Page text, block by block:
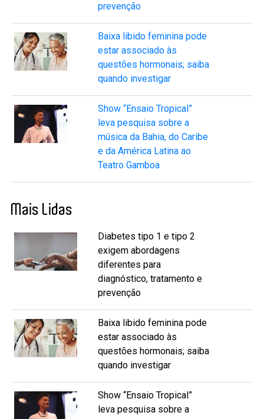
prevenção
Baixa libido feminina pode
estar associado às
questões hormonais; saiba
quando investigar
Show “Ensaio Tropical”
leva pesquisa sobre a
música da Bahia, do Caribe
e da América Latina ao
Teatro Gamboa
Mais Lidas
Diabetes tipo 1 e tipo 2
exigem abordagens
diferentes para
diagnóstico, tratamento e
prevenção
Baixa libido feminina pode
estar associado às
questões hormonais; saiba
quando investigar
Show “Ensaio Tropical”
leva pesquisa sobre a